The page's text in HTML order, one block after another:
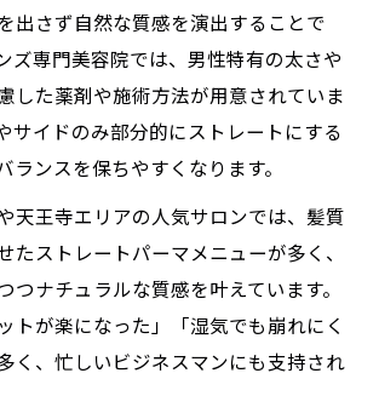
出さず自然な質感を演出することで
ズ専門美容院では、男性特有の太さや
した薬剤や施術方法が用意されていま
サイドのみ部分的にストレートにする
ランスを保ちやすくなります。
天王寺エリアの人気サロンでは、髪質
たストレートパーマメニューが多く、
つナチュラルな質感を叶えています。
トが楽になった」「湿気でも崩れにく
く、忙しいビジネスマンにも支持され